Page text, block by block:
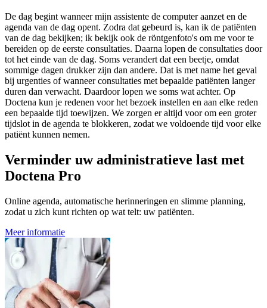
De dag begint wanneer mijn assistente de computer aanzet en de
agenda van de dag opent. Zodra dat gebeurd is, kan ik de patiënten
van de dag bekijken; ik bekijk ook de röntgenfoto's om me voor te
bereiden op de eerste consultaties. Daarna lopen de consultaties door
tot het einde van de dag. Soms verandert dat een beetje, omdat
sommige dagen drukker zijn dan andere. Dat is met name het geval
bij urgenties of wanneer consultaties met bepaalde patiënten langer
duren dan verwacht. Daardoor lopen we soms wat achter. Op
Doctena kun je redenen voor het bezoek instellen en aan elke reden
een bepaalde tijd toewijzen. We zorgen er altijd voor om een groter
tijdslot in de agenda te blokkeren, zodat we voldoende tijd voor elke
patiënt kunnen nemen.
Verminder uw administratieve last met
Doctena Pro
Online agenda, automatische herinneringen en slimme planning,
zodat u zich kunt richten op wat telt: uw patiënten.
Meer informatie